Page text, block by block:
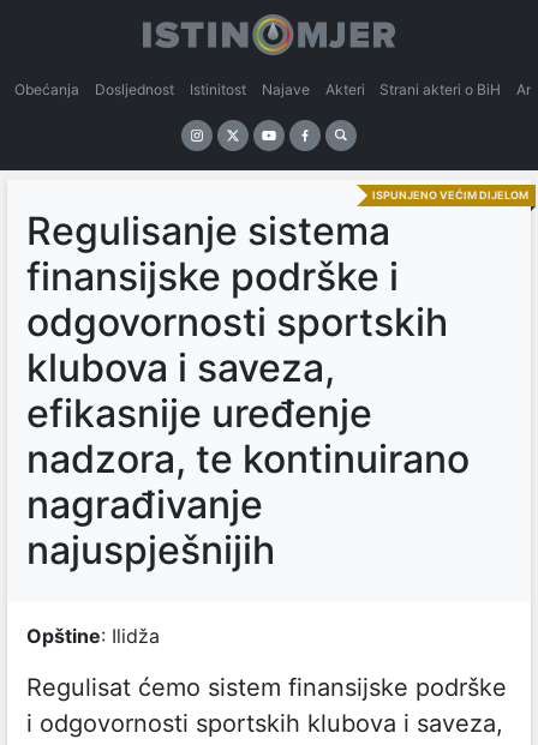
Obećanja Dosljednost Istinitost Najave Akteri Strani akteri o BiH
ISPUNJENO VEĆIM DIJELOM
Regulisanje sistema
finansijske podrške i
odgovornosti sportskih
klubova i saveza,
efikasnije uređenje
nadzora, te kontinuirano
nagrađivanje
najuspješnijih
Opštine: Ilidža
Regulisat ćemo sistem finansijske podrške
i odgovornosti sportskih klubova i saveza,